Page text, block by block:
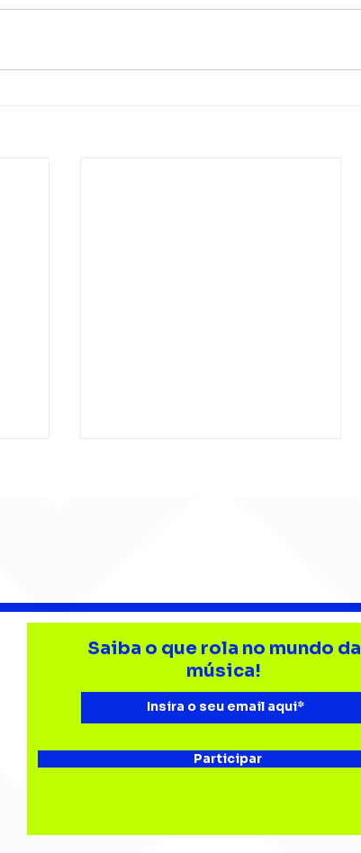
Djonga reúne multidão e
reforça
representatividade do
rap no João Rock
Saiba o que rola no mundo da
música!
Participar